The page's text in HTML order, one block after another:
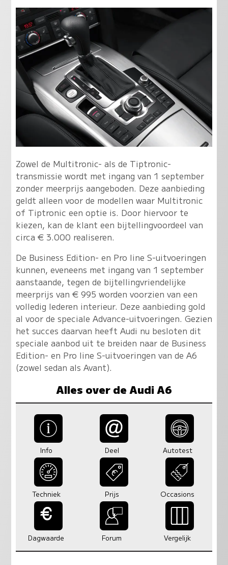
Zowel de Multitronic- als de Tiptronic-
transmissie wordt met ingang van 1 september
zonder meerprijs aangeboden. Deze aanbieding
geldt alleen voor de modellen waar Multitronic
of Tiptronic een optie is. Door hiervoor te
kiezen, kan de klant een bijtellingvoordeel van
circa € 3.000 realiseren.
De Business Edition- en Pro line S-uitvoeringen
kunnen, eveneens met ingang van 1 september
aanstaande, tegen de bijtellingvriendelijke
meerprijs van € 995 worden voorzien van een
volledig lederen interieur. Deze aanbieding gold
al voor de speciale Advance-uitvoeringen. Gezien
het succes daarvan heeft Audi nu besloten dit
speciale aanbod uit te breiden naar de Business
Edition- en Pro line S-uitvoeringen van de A6
(zowel sedan als Avant).
Alles over de Audi A6
Info Deel Autotest
Techniek Prijs Occasions
Dagwaarde Forum Vergelijk